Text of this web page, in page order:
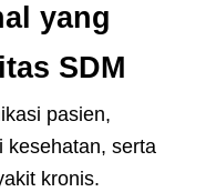
yang
SDM
pasien,
kesehatan, serta
kronis.